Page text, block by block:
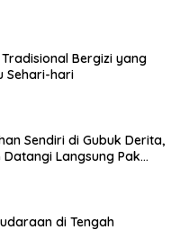
Tradisional Bergizi yang
Sehari-hari
Sendiri di Gubuk Derita,
Langsung Pak
di Tengah